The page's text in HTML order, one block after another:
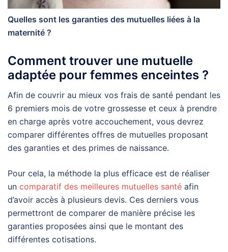
Quelles sont les garanties des mutuelles liées à la
maternité ?
Comment trouver une mutuelle
adaptée pour femmes enceintes ?
Afin de couvrir au mieux vos frais de santé pendant les
6 premiers mois de votre grossesse et ceux à prendre
en charge après votre accouchement, vous devrez
comparer différentes offres de mutuelles proposant
des garanties et des primes de naissance.
Pour cela, la méthode la plus efficace est de réaliser
un comparatif des meilleures mutuelles santé afin
d’avoir accès à plusieurs devis. Ces derniers vous
permettront de comparer de manière précise les
garanties proposées ainsi que le montant des
différentes cotisations.